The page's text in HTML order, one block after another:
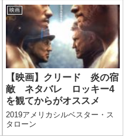
映画
【映画】クリード 炎の宿
敵 ネタバレ ロッキー4
を観てからがオススメ
2019アメリカシルベスター・ス
タローン